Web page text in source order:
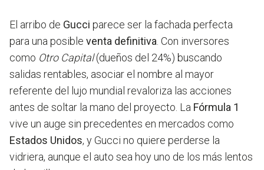
El arribo de Gucci parece ser la fachada perfecta
para una posible venta definitiva . Con inversores
como Otro Capital(dueños del 24%) buscando
salidas rentables, asociar el nombre al mayor
referente del lujo mundial revaloriza las acciones
antes de soltar la mano del proyecto. La Fórmula 1
vive un auge sin precedentes en mercados como
Estados Unidos, y Gucci no quiere perderse la
vidriera, aunque el auto sea hoy uno de los más lentos